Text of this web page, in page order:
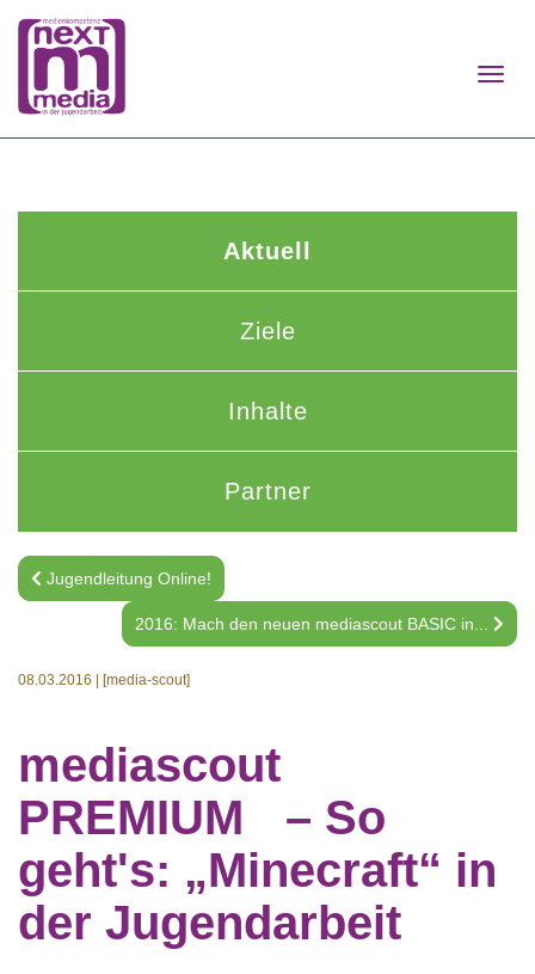
Aktuell
Ziele
Inhalte
Partner
Jugendleitung Online!
2016: Mach den neuen mediascout BASIC in...
08.03.2016 [media-scout]
mediascout
PREMIUM – So
geht's: „Minecraft“ in
der Jugendarbeit